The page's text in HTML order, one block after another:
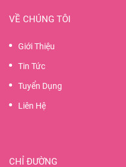
VỀ CHÚNG TÔI
Giới Thiệu
Tin Tức
Tuyển Dụng
Liên Hệ
CHỈ ĐƯỜNG